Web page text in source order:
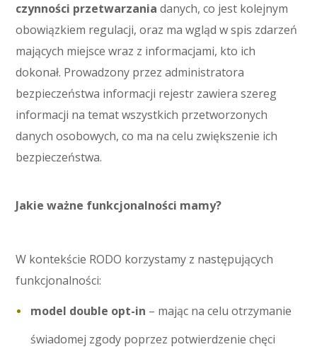
czynności przetwarzania danych, co jest kolejnym
obowiązkiem regulacji, oraz ma wgląd w spis zdarzeń
mających miejsce wraz z informacjami, kto ich
dokonał. Prowadzony przez administratora
bezpieczeństwa informacji rejestr zawiera szereg
informacji na temat wszystkich przetworzonych
danych osobowych, co ma na celu zwiększenie ich
bezpieczeństwa.
Jakie ważne funkcjonalności mamy?
W kontekście RODO korzystamy z następujących
funkcjonalności:
model double opt-in – mając na celu otrzymanie
świadomej zgody poprzez potwierdzenie chęci